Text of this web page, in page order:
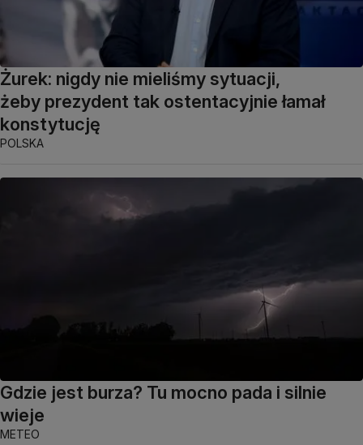
Żurek: nigdy nie mieliśmy sytuacji,
żeby prezydent tak ostentacyjnie łamał
konstytucję
POLSKA
Gdzie jest burza? Tu mocno pada i silnie
wieje
METEO